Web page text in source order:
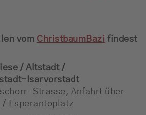
vom ChristbaumBazi findest
/ Altstadt /
Isarvorstadt
Strasse, Anfahrt über
/ Esperantoplatz